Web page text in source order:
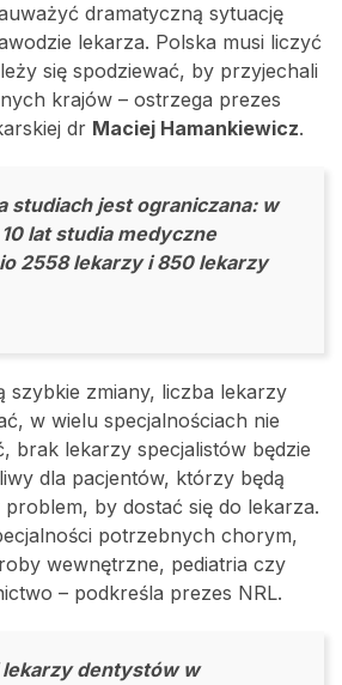
dramatyczną sytuację
lekarza. Polska musi liczyć
się spodziewać, by przyjechali
krajów – ostrzega prezes
dr Maciej Hamankiewicz.
studiach jest ograniczana: w
lat studia medyczne
2558 lekarzy i 850 lekarzy
szybkie zmiany, liczba lekarzy
w wielu specjalnościach nie
brak lekarzy specjalistów będzie
dla pacjentów, którzy będą
by dostać się do lekarza.
potrzebnych chorym,
wewnętrzne, pediatria czy
– podkreśla prezes NRL.
lekarzy dentystów w